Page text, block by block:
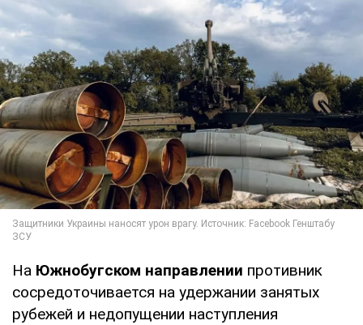
На Южнобугском направлении противник
сосредоточивается на удержании занятых
рубежей и недопущении наступления